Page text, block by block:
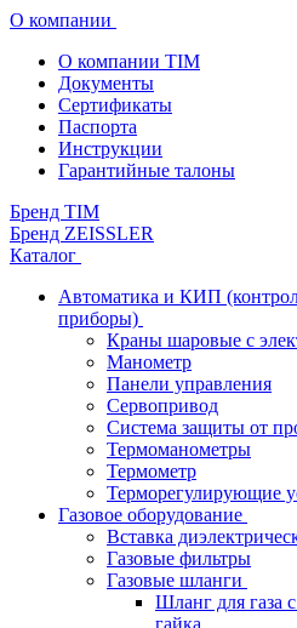
О компании
О компании TIM
Документы
Сертификаты
Паспорта
Инструкции
Гарантийные талоны
Бренд TIM
Бренд ZEISSLER
Каталог
Автоматика и КИП
приборы)
Краны шаровые с
Манометр
Панели управления
Сервопривод
Система защиты от
Термоманометры
Термометр
Терморегулирующие
Газовое оборудование
Вставка
Газовые фильтры
Газовые шланги
Шланг для газа
гайка